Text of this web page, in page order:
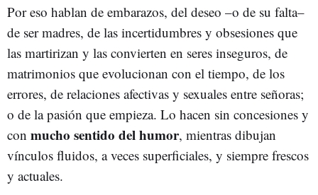
Por eso hablan de embarazos, del deseo –o de su falta–
de ser madres, de las incertidumbres y obsesiones que
las martirizan y las convierten en seres inseguros, de
matrimonios que evolucionan con el tiempo, de los
errores, de relaciones afectivas y sexuales entre señoras;
o de la pasión que empieza. Lo hacen sin concesiones y
con mucho sentido del humor, mientras dibujan
vínculos fluidos, a veces superficiales, y siempre frescos
y actuales.